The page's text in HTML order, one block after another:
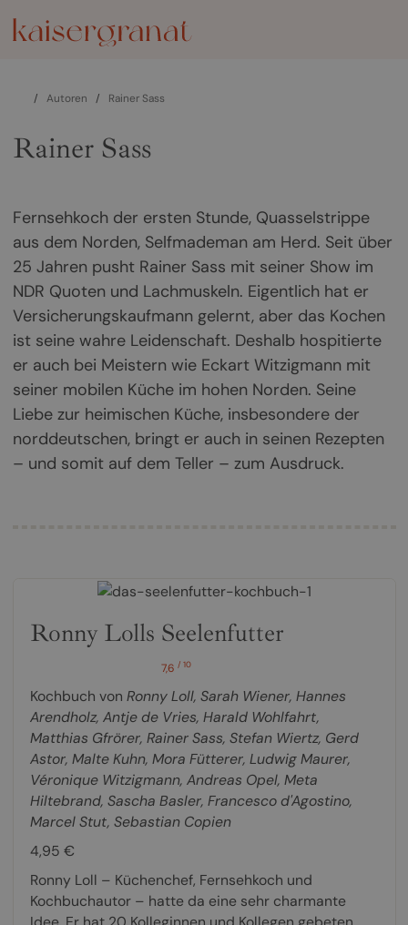
/ Autoren / Rainer Sass
Rainer Sass
Fernsehkoch der ersten Stunde, Quasselstrippe
aus dem Norden, Selfmademan am Herd. Seit über
25 Jahren pusht Rainer Sass mit seiner Show im
NDR Quoten und Lachmuskeln. Eigentlich hat er
Versicherungskaufmann gelernt, aber das Kochen
ist seine wahre Leidenschaft. Deshalb hospitierte
er auch bei Meistern wie Eckart Witzigmann mit
seiner mobilen Küche im hohen Norden. Seine
Liebe zur heimischen Küche, insbesondere der
norddeutschen, bringt er auch in seinen Rezepten
– und somit auf dem Teller – zum Ausdruck.
Ronny Lolls Seelenfutter
7,6/ 10
Kochbuch von Ronny Loll, Sarah Wiener, Hannes
Arendholz, Antje de Vries, Harald Wohlfahrt,
Matthias Gfrörer, Rainer Sass, Stefan Wiertz, Gerd
Astor, Malte Kuhn, Mora Fütterer, Ludwig Maurer,
Véronique Witzigmann, Andreas Opel, Meta
Hiltebrand, Sascha Basler, Francesco d'Agostino,
Marcel Stut, Sebastian Copien
4,95 €
Ronny Loll – Küchenchef, Fernsehkoch und
Kochbuchautor – hatte da eine sehr charmante